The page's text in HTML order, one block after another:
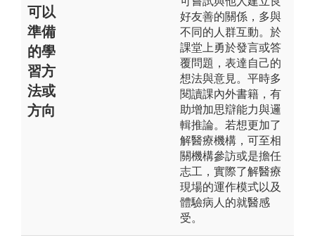
可以
準備
的學
習方
法或
方向
好友善的關係，多與
不同的人群互動。於
課堂上勇於發言或答
覆問題，表達自己的
想法與意見。平時多
閱讀課內外書籍，有
助增加思辯能力與邏
輯推論。若想更加了
解醫療機構，可至相
關機構參訪或是擔任
志工，實際了解醫療
現場的運作模式以及
體驗病人的就醫感
受。